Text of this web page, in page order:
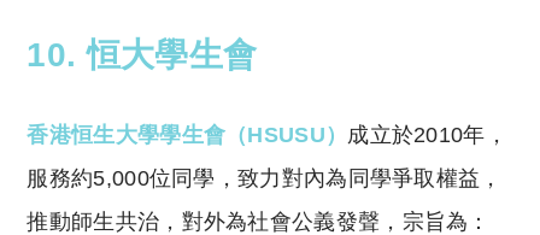
10. 恒大學生會
香港恒生大學學生會（HSUSU） 成立於2010年，
服務約5,000位同學，致力對內為同學爭取權益，
推動師生共治，對外為社會公義發聲，宗旨為：